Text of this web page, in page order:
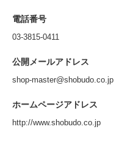
電話番号
03-3815-0411
公開メールアドレス
shop-master@shobudo.co.jp
ホームページアドレス
http://www.shobudo.co.jp